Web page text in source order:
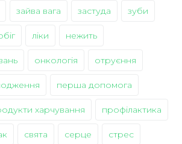
зайва вага застуда зуби
ліки нежить
онкологія отруєння
перша допомога
харчування профілактика
свята серце стрес